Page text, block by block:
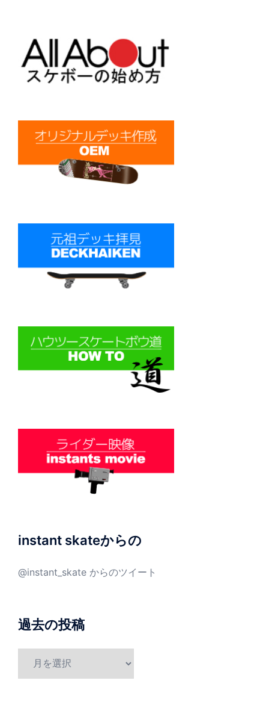
instant skateからの
@instant_skate からのツイート
過去の投稿